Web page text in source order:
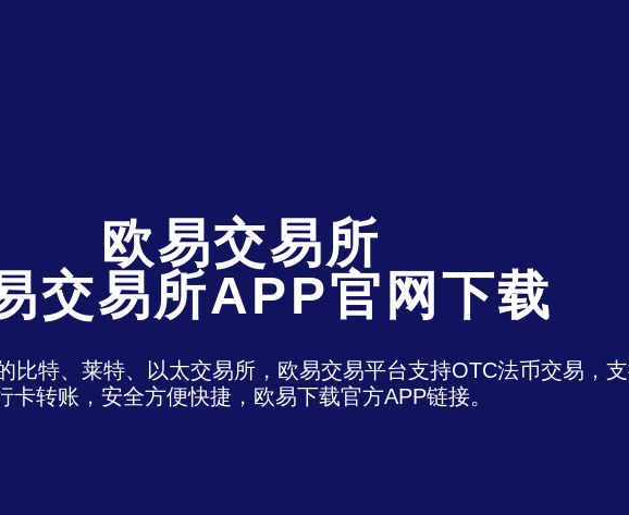
欧易交易所
交易所APP官网下载
比特、莱特、以太交易所，欧易交易平台支持OTC法币交易，
卡转账，安全方便快捷，欧易下载官方APP链接。